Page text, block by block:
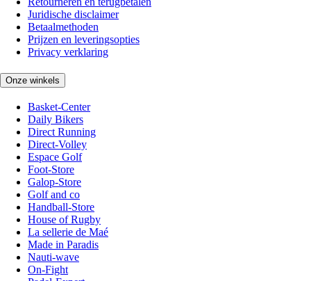
Juridische disclaimer
Betaalmethoden
Prijzen en leveringsopties
Privacy verklaring
Onze winkels
Basket-Center
Daily Bikers
Direct Running
Direct-Volley
Espace Golf
Foot-Store
Galop-Store
Golf and co
Handball-Store
House of Rugby
La sellerie de Maé
Made in Paradis
Nauti-wave
On-Fight